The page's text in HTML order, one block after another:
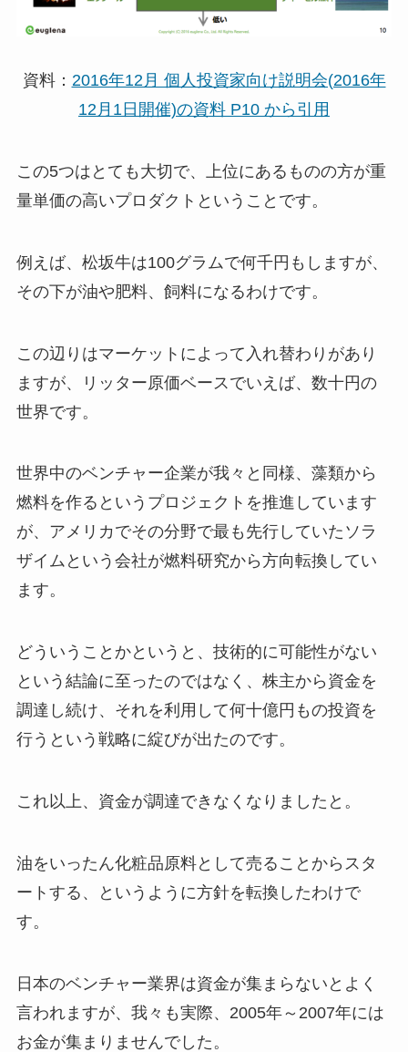
資料： 2016年12月 個人投資家向け説明会(2016年
12月1日開催)の資料 P10 から引用
この5つはとても大切で、上位にあるものの方が重
量単価の高いプロダクトということです。
例えば、松坂牛は100グラムで何千円もしますが、
その下が油や肥料、飼料になるわけです。
この辺りはマーケットによって入れ替わりがあり
ますが、リッター原価ベースでいえば、数十円の
世界です。
世界中のベンチャー企業が我々と同様、藻類から
燃料を作るというプロジェクトを推進しています
が、アメリカでその分野で最も先行していたソラ
ザイムという会社が燃料研究から方向転換してい
ます。
どういうことかというと、技術的に可能性がない
という結論に至ったのではなく、株主から資金を
調達し続け、それを利用して何十億円もの投資を
行うという戦略に綻びが出たのです。
これ以上、資金が調達できなくなりましたと。
油をいったん化粧品原料として売ることからスタ
ートする、というように方針を転換したわけで
す。
日本のベンチャー業界は資金が集まらないとよく
言われますが、我々も実際、2005年～2007年には
お金が集まりませんでした。